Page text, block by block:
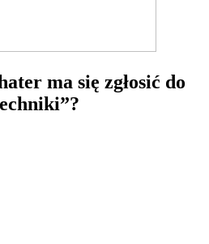
ma się zgłosić do